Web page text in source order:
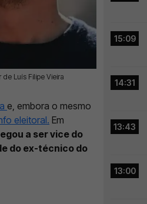
Luís Filipe Vieira
e, embora o mesmo
eleitoral. Em
a ser vice do
do ex-técnico do
15:09
14:31
13:43
13:00